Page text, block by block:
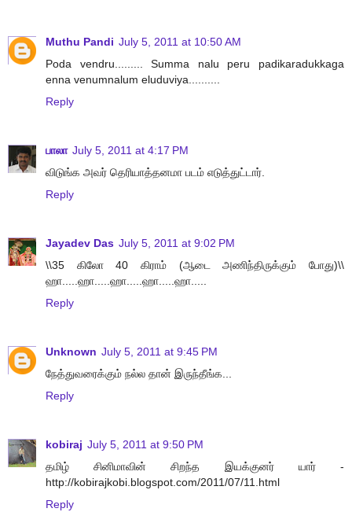
Muthu Pandi July 5, 2011 at 10:50 AM
Poda vendru......... Summa nalu peru padikaradukkaga
enna venumnalum eluduviya..........
Reply
பாலா July 5, 2011 at 4:17 PM
விடுங்க அவர் தெரியாத்தனமா படம் எடுத்துட்டார்.
Reply
Jayadev Das July 5, 2011 at 9:02 PM
\\35 கிலோ 40 கிராம் (ஆடை அணிந்திருக்கும் போது)\\
ஹா.....ஹா.....ஹா.....ஹா.....ஹா.....
Reply
Unknown July 5, 2011 at 9:45 PM
நேத்துவரைக்கும் நல்ல தான் இருந்தீங்க...
Reply
kobiraj July 5, 2011 at 9:50 PM
தமிழ் சினிமாவின் சிறந்த இயக்குனர் யார் -
http://kobirajkobi.blogspot.com/2011/07/11.html
Reply